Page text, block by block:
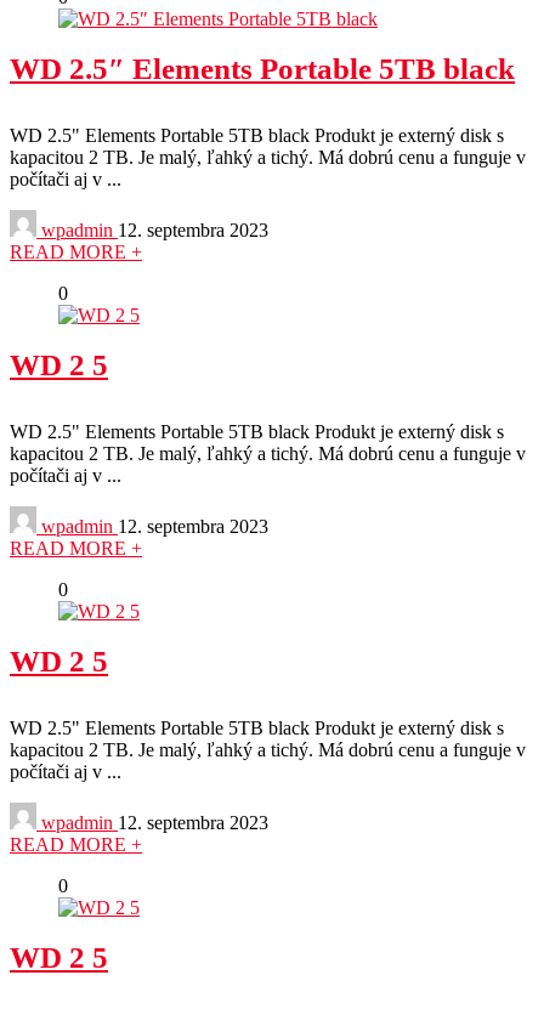
WD 2.5″ Elements Portable 5TB black
WD 2.5" Elements Portable 5TB black Produkt je externý disk s
kapacitou 2 TB. Je malý, ľahký a tichý. Má dobrú cenu a funguje v
počítači aj v ...
wpadmin 12. septembra 2023
READ MORE +
0
WD 2 5
WD 2.5" Elements Portable 5TB black Produkt je externý disk s
kapacitou 2 TB. Je malý, ľahký a tichý. Má dobrú cenu a funguje v
počítači aj v ...
wpadmin 12. septembra 2023
READ MORE +
0
WD 2 5
WD 2.5" Elements Portable 5TB black Produkt je externý disk s
kapacitou 2 TB. Je malý, ľahký a tichý. Má dobrú cenu a funguje v
počítači aj v ...
wpadmin 12. septembra 2023
READ MORE +
0
WD 2 5